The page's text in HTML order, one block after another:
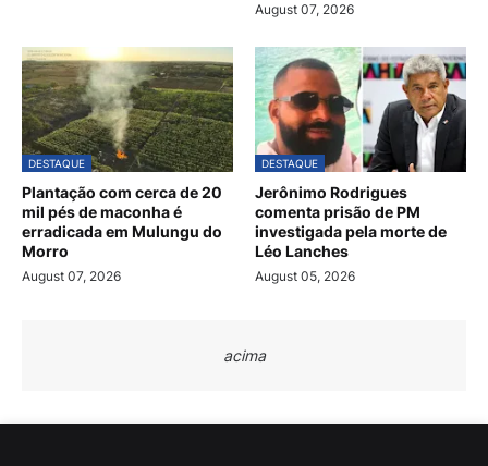
August 07, 2026
DESTAQUE
Plantação com cerca de 20
mil pés de maconha é
erradicada em Mulungu do
Morro
August 07, 2026
DESTAQUE
Jerônimo Rodrigues
comenta prisão de PM
investigada pela morte de
Léo Lanches
August 05, 2026
acima